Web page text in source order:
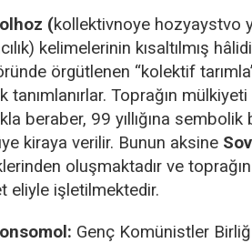
(kollektivnoye hozyaystvo
kelimelerinin kısaltılmış
örgütlenen “kolektif
tanımlanırlar. Toprağın
beraber, 99 yıllığına sembolik
kiraya verilir. Bunun aksine
oluşmaktadır ve
eliyle işletilmektedir.
Genç Komünistler